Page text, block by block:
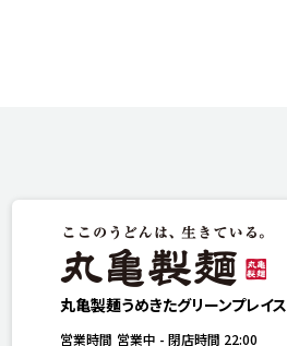
丸亀製麺うめきたグリーンプレイス
営業時間 営業中 -閉店時間 22:00